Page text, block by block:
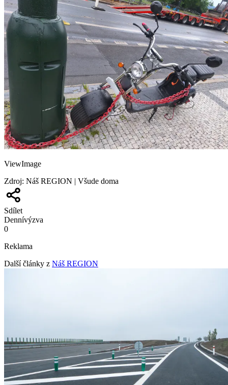
ViewImage
Zdroj: Náš REGION | Všude doma
Sdílet
Dennívýzva
0
Reklama
Další články z Náš REGION